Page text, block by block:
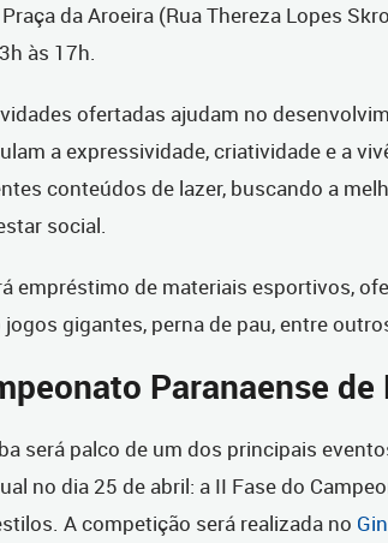
da Aroeira (Rua Thereza Lopes
às 17h.
ofertadas ajudam no
a expressividade, criatividade e a
conteúdos de lazer, buscando a
social.
empréstimo de materiais esportivos,
gigantes, perna de pau, entre
Paranaense
será palco de um dos principais
no dia 25 de abril: a II Fase do
A competição será realizada no